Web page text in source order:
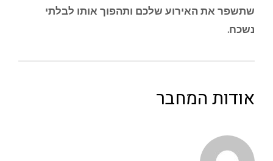
שתשפר את האירוע שלכם ותהפוך אותו לבלתי
נשכח.
אודות המחבר